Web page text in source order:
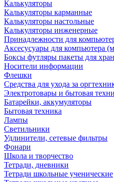
Калькуляторы
Калькуляторы карманные
Калькуляторы настольные
Калькуляторы инженерные
Принадлежности для
Аксесусуары для компьютера
Боксы футляры пакеты для
Носители информации
Флешки
Средства для ухода за
Электротовары и бытовая
Батарейки, аккумуляторы
Бытовая техника
Лампы
Светильники
Удлинители, сетевые фильтры
Фонари
Школа и творчество
Тетради, дневники
Тетради школьные ученические